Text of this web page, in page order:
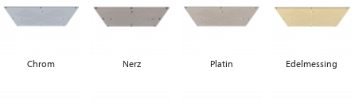
Chrom Nerz Platin Edelmessing